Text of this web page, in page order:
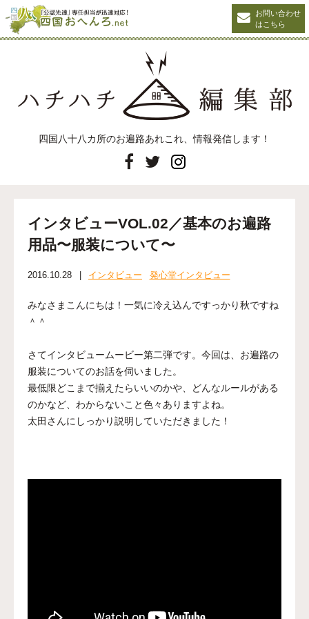
お問い合わせ
はこちら
四国八十八カ所のお遍路あれこれ、情報発信します！
インタビューVOL.02／基本のお遍路
用品〜服装について〜
2016.10.28 インタビュー 発心堂インタビュー
みなさまこんにちは！一気に冷え込んですっかり秋ですね
＾＾
さてインタビュームービー第二弾です。今回は、お遍路の
服装についてのお話を伺いました。
最低限どこまで揃えたらいいのかや、どんなルールがある
のかなど、わからないこと色々ありますよね。
太田さんにしっかり説明していただきました！